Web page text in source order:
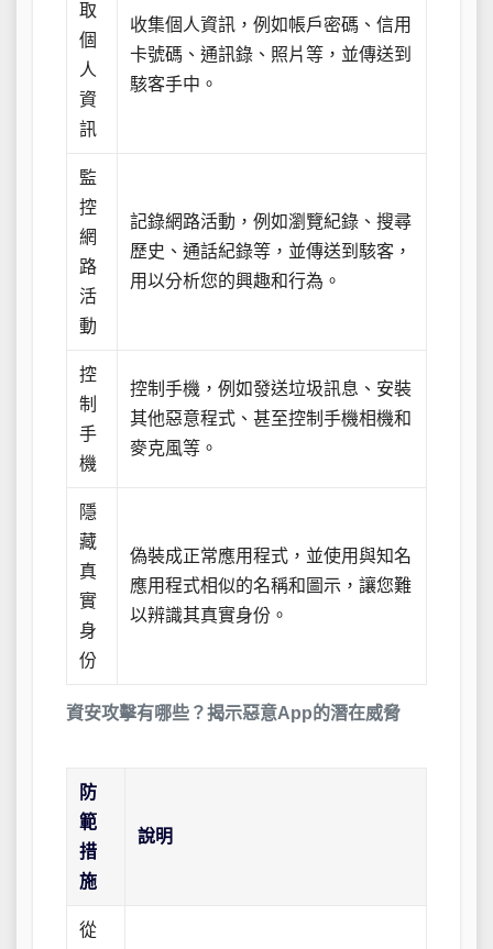
資安攻擊有哪些？揭示惡意App的潛在威脅
取
個
人
資
訊
收集個人資訊，例如帳戶密碼、信用
卡號碼、通訊錄、照片等，並傳送到
駭客手中。
監
控
網
路
活
動
記錄網路活動，例如瀏覽紀錄、搜尋
歷史、通話紀錄等，並傳送到駭客，
用以分析您的興趣和行為。
控
制
手
機
控制手機，例如發送垃圾訊息、安裝
其他惡意程式、甚至控制手機相機和
麥克風等。
隱
藏
真
實
身
份
偽裝成正常應用程式，並使用與知名
應用程式相似的名稱和圖示，讓您難
以辨識其真實身份。
防
範
措
施
說明
從